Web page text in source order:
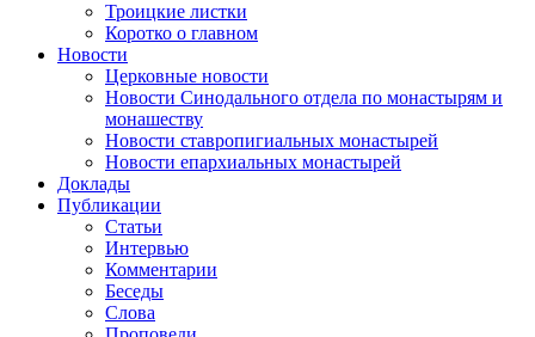
Троицкие листки
Коротко о главном
Новости
Церковные новости
Новости Синодального отдела по монастырям и
монашеству
Новости ставропигиальных монастырей
Новости епархиальных монастырей
Доклады
Публикации
Статьи
Интервью
Комментарии
Беседы
Слова